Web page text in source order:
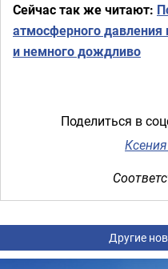
Сейчас так же читают:
атмосферного
и немного дождливо
Поделиться в
Другие